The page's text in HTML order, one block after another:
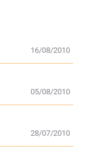
16/08/2010
05/08/2010
28/07/2010